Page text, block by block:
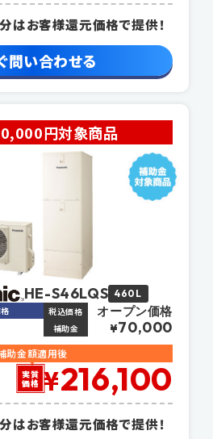
はお客様還元価格で提供！
問い合わせる
円対象商品
HE-S46LQS 460L
税込価格 オープン価格
補助金 ¥70,000
助金額適用後
実質
価格 ¥216,100
はお客様還元価格で提供！